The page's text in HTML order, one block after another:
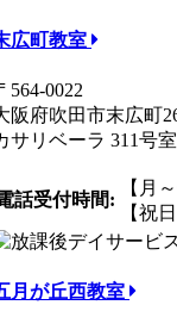
広町教室
564-0022
阪府吹田市末広町
サリベーラ 311号室
話受付時間:
【月
【祝
月が丘西教室